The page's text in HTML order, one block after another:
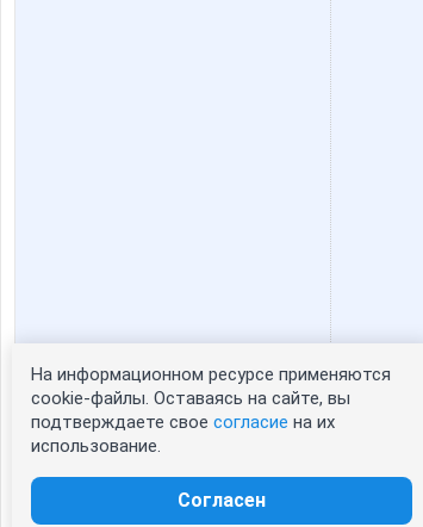
Статистика портрета:
сейчас просматривают портрет - 0
зарегистрированные пользователи
На информационном ресурсе применяются
cookie-файлы. Оставаясь на сайте, вы
подтверждаете свое согласие на их
использование.
Согласен